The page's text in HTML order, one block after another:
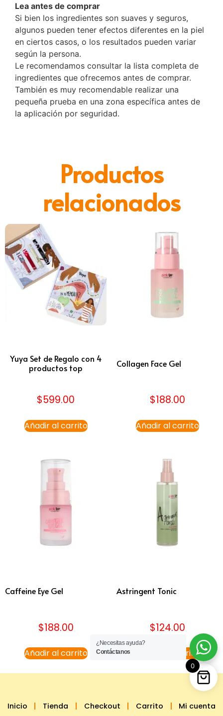
Lea antes de comprar
Si bien los ingredientes son suaves y seguros,
algunos pueden tener efectos diferentes en la piel
en ciertos casos, o los resultados pueden variar
según la persona.
Le recomendamos consultar la lista completa de
ingredientes que ofrecemos antes de comprar.
También es muy recomendable realizar una
pequeña prueba en una zona específica antes de
la aplicación por seguridad.
Productos
relacionados
Yuya Set de Regalo con 4
productos top
$599.00
Añadir al carrito
Collagen Face Gel
$188.00
Añadir al carrito
Caffeine Eye Gel
$188.00
Añadir al carrito
Astringent Tonic
$124.00
Añadir al carrito
Inicio Tienda Checkout Carrito Mi cuenta
¿Necesitas ayuda?
Contáctanos
0